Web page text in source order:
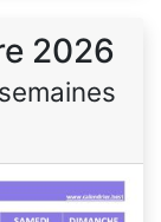
2026